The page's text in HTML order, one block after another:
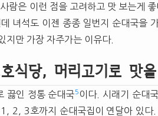
람은 이런 점을 고려하고 맛 보는게
녀석도 이젠 종종 일번지 순대국을
지만 가장 자주가는 이유다.
식당, 머리고기로 맛
끓인 정통 순대국5 이다. 시래기 순대
2, 3호까지 순대국집이 연달아 있